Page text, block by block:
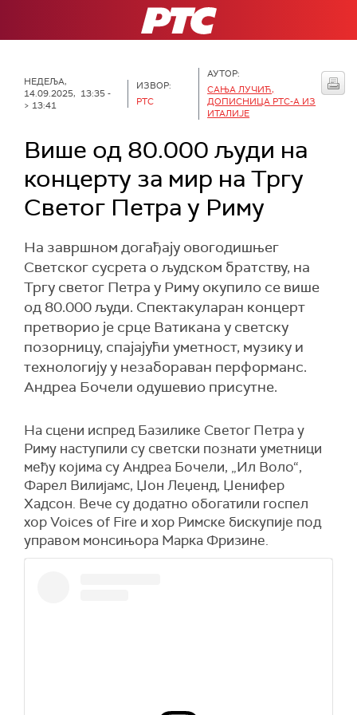
РТС
НЕДЕЉА,
14.09.2025, 13:35 -
> 13:41
ИЗВОР:
РТС
АУТОР:
САЊА ЛУЧИЋ,
ДОПИСНИЦА РТС-А ИЗ
ИТАЛИЈЕ
Више од 80.000 људи на
концерту за мир на Тргу
Светог Петра у Риму
На завршном догађају овогодишњег
Светског сусрета о људском братству, на
Тргу светог Петра у Риму окупило се више
од 80.000 људи. Спектакуларан концерт
претворио је срце Ватикана у светску
позорницу, спајајући уметност, музику и
технологију у незабораван перформанс.
Андреа Бочели одушевио присутне.
На сцени испред Базилике Светог Петра у
Риму наступили су светски познати уметници
међу којима су Андреа Бочели, „Ил Воло“,
Фарел Вилијамс, Џон Леџенд, Џенифер
Хадсон. Вече су додатно обогатили госпел
хор Voices of Fire и хор Римске бискупије под
управом монсињора Марка Фризине.